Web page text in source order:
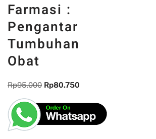
Farmasi :
Pengantar
Tumbuhan
Obat
Rp95.000 Rp80.750